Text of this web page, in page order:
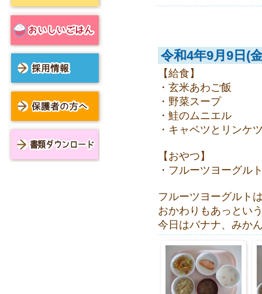
園での様子
おいしいごはん
採用情報
保護者の方へ
令和4年9月9日(
【給食】
・玄米あわご飯
・野菜スープ
・鮭のムニエル
・キャベツとリンケ
【おやつ】
・フルーツヨーグル
フルーツヨーグルト
おかわりもあっとい
今日はバナナ、みか